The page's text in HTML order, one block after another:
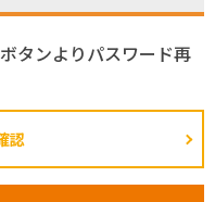
タンよりパスワード再
認